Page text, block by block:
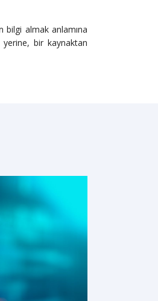
bilgi almak anlamına
yerine, bir kaynaktan